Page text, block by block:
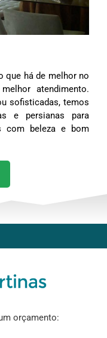
que há de melhor no
atendimento.
sofisticadas, temos
e persianas para
com beleza e bom
orçamento: